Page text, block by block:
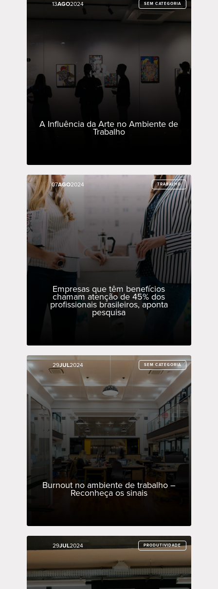
13AGO2024 SEM CATEGORIA
A Influência da Arte no Ambiente de
Trabalho
13AGO2024 SEM CATEGORIA
07AGO2024 TRABALHO
Empresas que têm benefícios
chamam atenção de 45% dos
profissionais brasileiros, aponta
pesquisa
07AGO2024 TRABALHO
29JUL2024 SEM CATEGORIA
Burnout no ambiente de trabalho –
Reconheça os sinais
29JUL2024 SEM CATEGORIA
29JUL2024 PRODUTIVIDADE
29JUL2024 PRODUTIVIDADE